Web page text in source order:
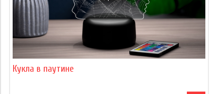
Кукла в паутине